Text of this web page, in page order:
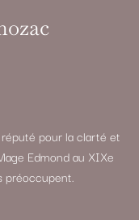
pour la clarté et
Edmond au XIXe
préoccupent.